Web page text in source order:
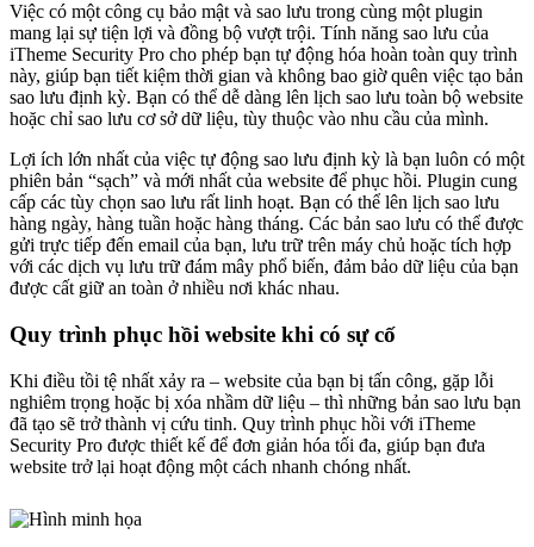
Việc có một công cụ bảo mật và sao lưu trong cùng một plugin
mang lại sự tiện lợi và đồng bộ vượt trội. Tính năng sao lưu của
iTheme Security Pro cho phép bạn tự động hóa hoàn toàn quy trình
này, giúp bạn tiết kiệm thời gian và không bao giờ quên việc tạo bản
sao lưu định kỳ. Bạn có thể dễ dàng lên lịch sao lưu toàn bộ website
hoặc chỉ sao lưu cơ sở dữ liệu, tùy thuộc vào nhu cầu của mình.
Lợi ích lớn nhất của việc tự động sao lưu định kỳ là bạn luôn có một
phiên bản “sạch” và mới nhất của website để phục hồi. Plugin cung
cấp các tùy chọn sao lưu rất linh hoạt. Bạn có thể lên lịch sao lưu
hàng ngày, hàng tuần hoặc hàng tháng. Các bản sao lưu có thể được
gửi trực tiếp đến email của bạn, lưu trữ trên máy chủ hoặc tích hợp
với các dịch vụ lưu trữ đám mây phổ biến, đảm bảo dữ liệu của bạn
được cất giữ an toàn ở nhiều nơi khác nhau.
Quy trình phục hồi website khi có sự cố
Khi điều tồi tệ nhất xảy ra – website của bạn bị tấn công, gặp lỗi
nghiêm trọng hoặc bị xóa nhầm dữ liệu – thì những bản sao lưu bạn
đã tạo sẽ trở thành vị cứu tinh. Quy trình phục hồi với iTheme
Security Pro được thiết kế để đơn giản hóa tối đa, giúp bạn đưa
website trở lại hoạt động một cách nhanh chóng nhất.